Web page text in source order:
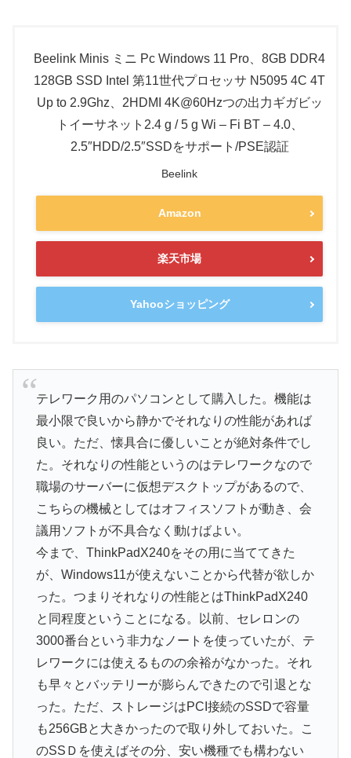
Beelink Minis ミニ Pc Windows 11 Pro、8GB DDR4
128GB SSD Intel 第11世代プロセッサ N5095 4C 4T
Up to 2.9Ghz、2HDMI 4K@60Hzつの出力ギガビッ
トイーサネット2.4 g / 5 g Wi – Fi BT – 4.0、
2.5″HDD/2.5″SSDをサポート/PSE認証
Beelink
Amazon
楽天市場
Yahooショッピング
テレワーク用のパソコンとして購入した。機能は
最小限で良いから静かでそれなりの性能があれば
良い。ただ、懐具合に優しいことが絶対条件でし
た。それなりの性能というのはテレワークなので
職場のサーバーに仮想デスクトップがあるので、
こちらの機械としてはオフィスソフトが動き、会
議用ソフトが不具合なく動けばよい。
今まで、ThinkPadX240をその用に当ててきた
が、Windows11が使えないことから代替が欲しか
った。つまりそれなりの性能とはThinkPadX240
と同程度ということになる。以前、セレロンの
3000番台という非力なノートを使っていたが、テ
レワークには使えるものの余裕がなかった。それ
も早々とバッテリーが膨らんできたので引退とな
った。ただ、ストレージはPCI接続のSSDで容量
も256GBと大きかったので取り外しておいた。こ
のSSＤを使えばその分、安い機種でも構わない